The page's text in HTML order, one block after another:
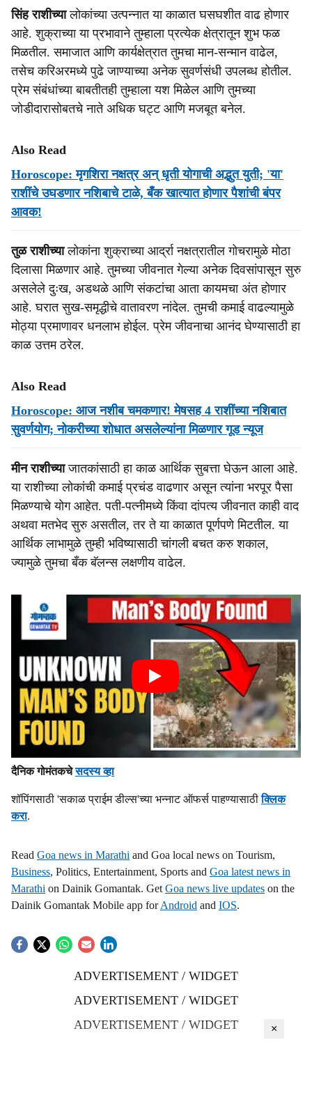
सिंह राशीच्यालोकांच्या उत्पन्नात या काळात घसघशीत वाढ होणार
आहे. शुक्राच्या या प्रभावाने तुम्हाला प्रत्येक क्षेत्रातून शुभ फळ
मिळतील. समाजात आणि कार्यक्षेत्रात तुमचा मान-सन्मान वाढेल,
तसेच करिअरमध्ये पुढे जाण्याच्या अनेक सुवर्णसंधी उपलब्ध होतील.
प्रेम संबंधांच्या बाबतीतही तुम्हाला यश मिळेल आणि तुमच्या
जोडीदारासोबतचे नाते अधिक घट्ट आणि मजबूत बनेल.
Also Read
Horoscope: मृगशिरा नक्षत्र अन् धृती योगाची अद्भुत युती; 'या'
राशींचे उघडणार नशिबाचे टाळे, बँक खात्यात होणार पैशांची बंपर
आवक!
तुळ राशीच्यालोकांना शुक्राच्या आर्द्रा नक्षत्रातील गोचरामुळे मोठा
दिलासा मिळणार आहे. तुमच्या जीवनात गेल्या अनेक दिवसांपासून सुरु
असलेले दुःख, अडथळे आणि संकटांचा आता कायमचा अंत होणार
आहे. घरात सुख-समृद्धीचे वातावरण नांदेल. तुमची कमाई वाढल्यामुळे
मोठ्या प्रमाणावर धनलाभ होईल. प्रेम जीवनाचा आनंद घेण्यासाठी हा
काळ उत्तम ठरेल.
Also Read
Horoscope: आज नशीब चमकणार! मेषसह 4 राशींच्या नशिबात
सुवर्णयोग; नोकरीच्या शोधात असलेल्यांना मिळणार गूड न्यूज
मीन राशीच्याजातकांसाठी हा काळ आर्थिक सुबत्ता घेऊन आला आहे.
या राशीच्या लोकांची कमाई प्रचंड वाढणार असून त्यांना भरपूर पैसा
मिळण्याचे योग आहेत. पती-पत्नीमध्ये किंवा दांपत्य जीवनात काही वाद
अथवा मतभेद सुरु असतील, तर ते या काळात पूर्णपणे मिटतील. या
आर्थिक लाभामुळे तुम्ही भविष्यासाठी चांगली बचत करु शकाल,
ज्यामुळे तुमचा बँक बॅलन्स लक्षणीय वाढेल.
दैनिक गोमंतकचेसदस्य व्हा
शॉपिंगसाठी 'सकाळ प्राईम डील्स'च्या भन्नाट ऑफर्स पाहण्यासाठीक्लिक
करा.
Read Goa news in Marathi and Goa local news on Tourism,
Business, Politics, Entertainment, Sports and Goa latest news in
Marathi on Dainik Gomantak. Get Goa news live updates on the
Dainik Gomantak Mobile app forAndroid and IOS.
ADVERTISEMENT / WIDGET
ADVERTISEMENT / WIDGET
ADVERTISEMENT / WIDGET
×